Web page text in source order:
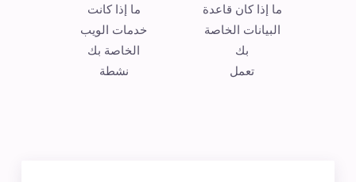
ما إذا كان قاعدة
البيانات الخاصة
بك
تعمل
ما إذا كانت
خدمات الويب
الخاصة بك
نشطة